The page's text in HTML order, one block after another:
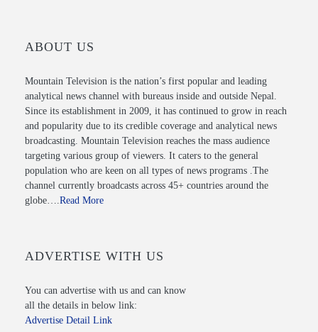
ABOUT US
Mountain Television is the nation’s first popular and leading
analytical news channel with bureaus inside and outside Nepal.
Since its establishment in 2009, it has continued to grow in reach
and popularity due to its credible coverage and analytical news
broadcasting. Mountain Television reaches the mass audience
targeting various group of viewers. It caters to the general
population who are keen on all types of news programs .The
channel currently broadcasts across 45+ countries around the
globe…. Read More
ADVERTISE WITH US
You can advertise with us and can know
all the details in below link:
Advertise Detail Link